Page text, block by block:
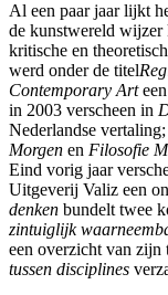
Al een paar jaar lijkt
de kunstwereld
kritische en
werd onder de titel
Contemporary Art
in 2003 verscheen in
Nederlandse
Morgen en Filosofie
Eind vorig jaar
Uitgeverij Valiz een
denken bundelt twee
zintuiglijk
een overzicht van zijn
tussen disciplines